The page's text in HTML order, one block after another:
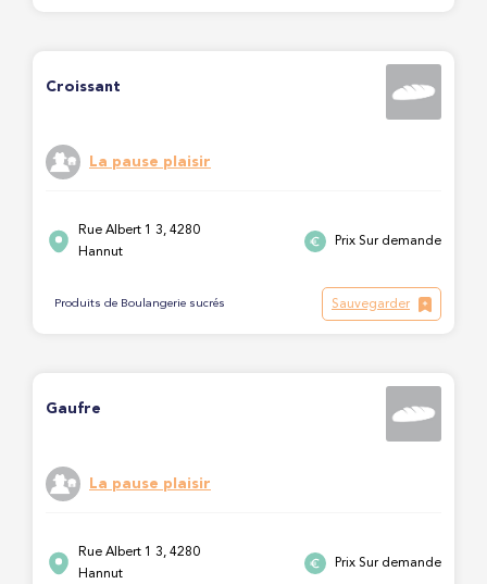
Croissant
La pause plaisir
Rue Albert 1 3, 4280
Hannut
Prix Sur demande
Produits de Boulangerie sucrés Sauvegarder
Gaufre
La pause plaisir
Rue Albert 1 3, 4280
Hannut
Prix Sur demande